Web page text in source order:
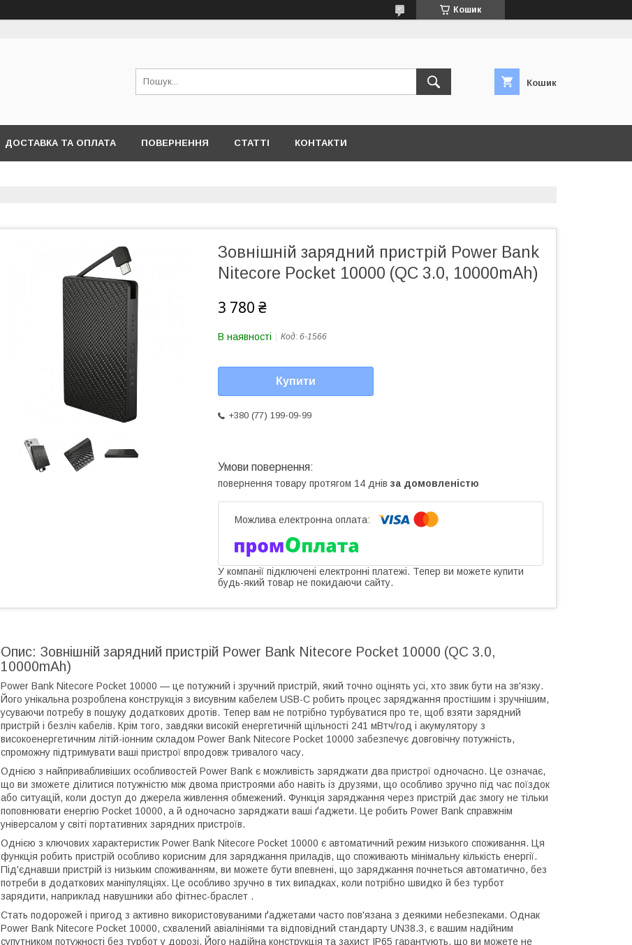
Кошик
Кошик
ДОСТАВКА ТА ОПЛАТА ПОВЕРНЕННЯ СТАТТІ КОНТАКТИ
Зовнішній зарядний пристрій Power Bank
Nitecore Pocket 10000 (QC 3.0, 10000mAh)
3 780 ₴
В наявності Код: 6-1566
Купити
+380 (77) 199-09-99
повернення товару протягом 14 днів за домовленістю
У компанії підключені електронні платежі. Тепер ви можете купити
будь-який товар не покидаючи сайту.
Опис: Зовнішній зарядний пристрій Power Bank Nitecore Pocket 10000 (QC 3.0,
10000mAh)
Power Bank Nitecore Pocket 10000 — це потужний і зручний пристрій, який точно оцінять усі, хто звик бути на зв'язку.
Його унікальна розроблена конструкція з висувним кабелем USB-C робить процес заряджання простішим і зручнішим,
усуваючи потребу в пошуку додаткових дротів. Тепер вам не потрібно турбуватися про те, щоб взяти зарядний
пристрій і безліч кабелів. Крім того, завдяки високій енергетичній щільності 241 мВтч/год і акумулятору з
високоенергетичним літій-іонним складом Power Bank Nitecore Pocket 10000 забезпечує довговічну потужність,
спроможну підтримувати ваші пристрої впродовж тривалого часу.
Однією з найпривабливіших особливостей Power Bank є можливість заряджати два пристрої одночасно. Це означає,
що ви зможете ділитися потужністю між двома пристроями або навіть із друзями, що особливо зручно під час поїздок
або ситуацій, коли доступ до джерела живлення обмежений. Функція заряджання через пристрій дає змогу не тільки
поповнювати енергію Pocket 10000, а й одночасно заряджати ваші ґаджети. Це робить Power Bank справжнім
універсалом у світі портативних зарядних пристроїв.
Однією з ключових характеристик Power Bank Nitecore Pocket 10000 є автоматичний режим низького споживання. Ця
функція робить пристрій особливо корисним для заряджання приладів, що споживають мінімальну кількість енергії.
Під'єднавши пристрій із низьким споживанням, ви можете бути впевнені, що заряджання почнеться автоматично, без
потреби в додаткових маніпуляціях. Це особливо зручно в тих випадках, коли потрібно швидко й без турбот
зарядити, наприклад навушники або фітнес-браслет .
Стать подорожей і пригод з активно використовуваними ґаджетами часто пов'язана з деякими небезпеками. Однак
Power Bank Nitecore Pocket 10000, схвалений авіалініями та відповідний стандарту UN38.3, є вашим надійним
супутником потужності без турбот у дорозі. Його надійна конструкція та захист IP65 гарантують, що ви можете не